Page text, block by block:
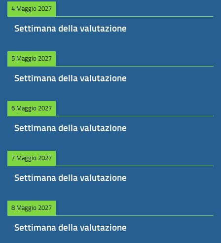
4 Maggio 2027
Settimana della valutazione
5 Maggio 2027
Settimana della valutazione
6 Maggio 2027
Settimana della valutazione
7 Maggio 2027
Settimana della valutazione
8 Maggio 2027
Settimana della valutazione